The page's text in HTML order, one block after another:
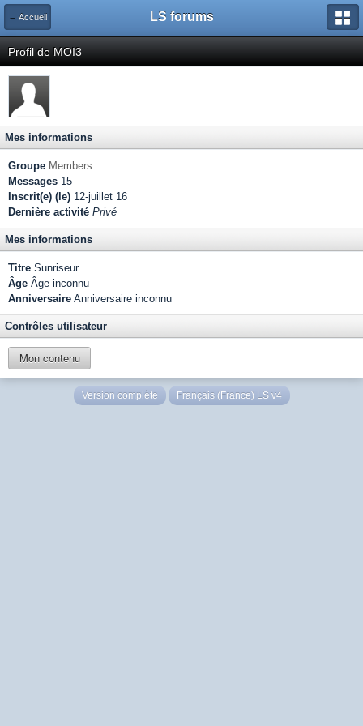
← Accueil LS forums
Profil de MOI3
Mes informations
Groupe Members
Messages 15
Inscrit(e) (le) 12-juillet 16
Dernière activité Privé
Mes informations
Titre Sunriseur
Âge Âge inconnu
Anniversaire Anniversaire inconnu
Contrôles utilisateur
Mon contenu
Version complète Français (France) LS v4